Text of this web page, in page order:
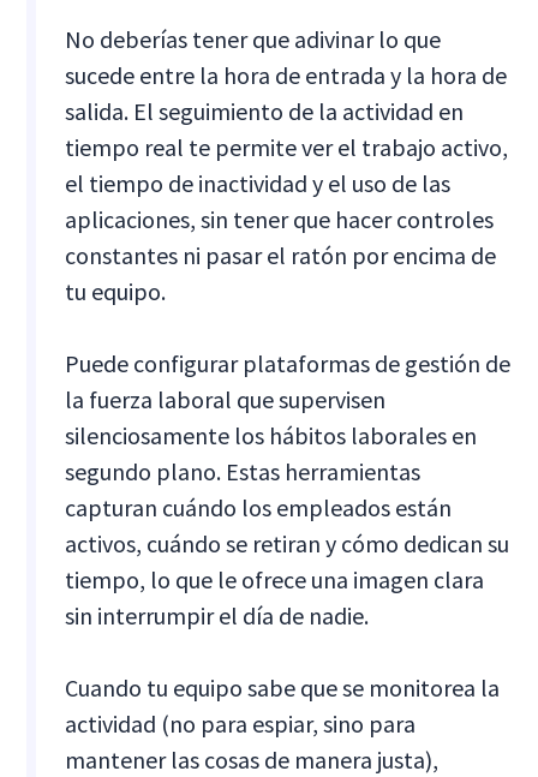
No deberías tener que adivinar lo que
sucede entre la hora de entrada y la hora de
salida. El seguimiento de la actividad en
tiempo real te permite ver el trabajo activo,
el tiempo de inactividad y el uso de las
aplicaciones, sin tener que hacer controles
constantes ni pasar el ratón por encima de
tu equipo.
Puede configurar plataformas de gestión de
la fuerza laboral que supervisen
silenciosamente los hábitos laborales en
segundo plano. Estas herramientas
capturan cuándo los empleados están
activos, cuándo se retiran y cómo dedican su
tiempo, lo que le ofrece una imagen clara
sin interrumpir el día de nadie.
Cuando tu equipo sabe que se monitorea la
actividad (no para espiar, sino para
mantener las cosas de manera justa),